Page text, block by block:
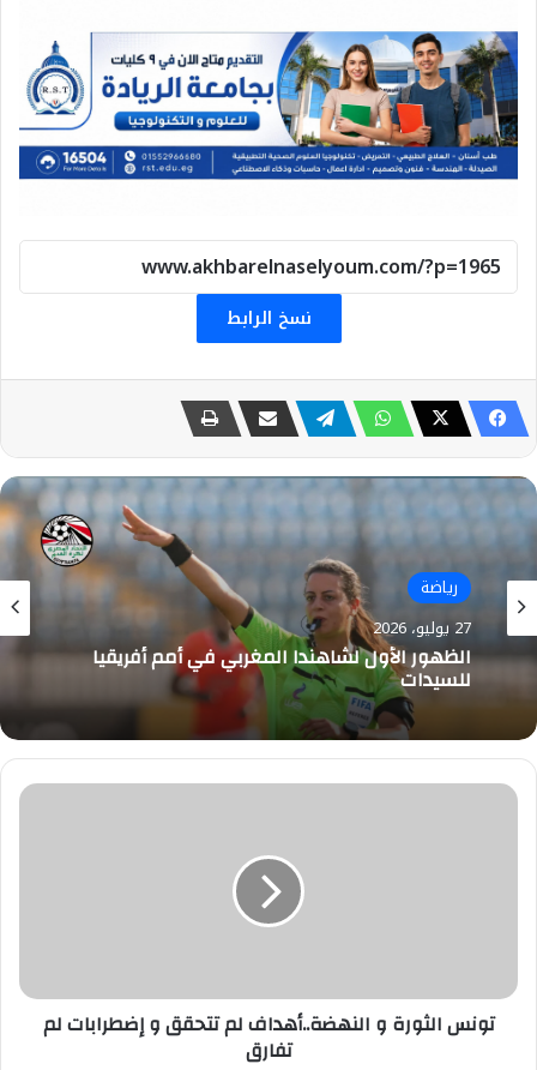
نسخ الرابط
رياضة
27 يوليو، 2026
رياضة
27 يوليو، 2026
في كأس الإنتركونتيننتال .. طاقم تحكيم مصري
بقيادة أمين عمر لإدارة مواجهة الأهلي جدة
وأوكلاند أف سي
تونس
لم
تفارقتونس الثورة و النهضة..أهداف لم تتحقق و إضطرابات لم
تفارق